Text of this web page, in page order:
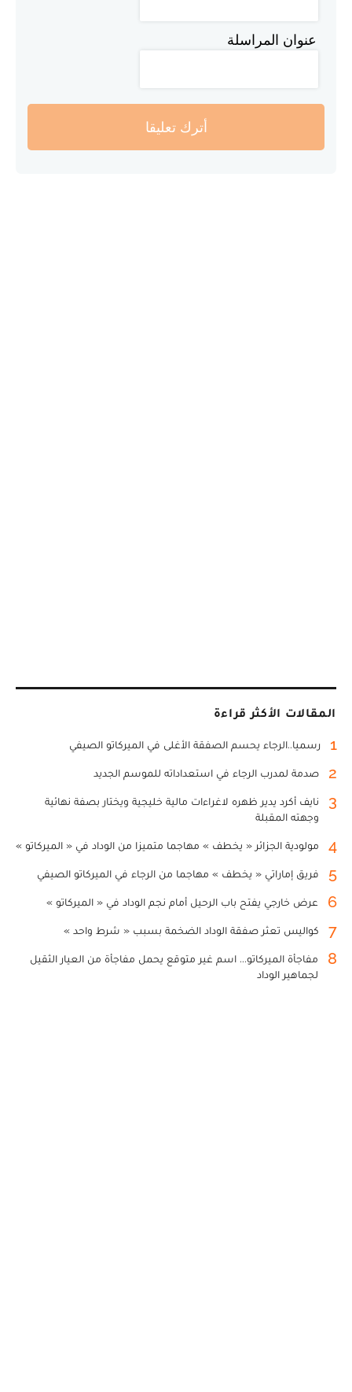
عنوان المراسلة
أترك تعليقا
المقالات الأكثر قراءة
1 رسميا..الرجاء يحسم الصفقة الأغلى في الميركاتو الصيفي
2 صدمة لمدرب الرجاء في استعداداته للموسم الجديد
3
نايف أكرد يدير ظهره لاغراءات مالية خليجية ويختار بصفة نهائية
وجهته المقبلة
4 مولودية الجزائر « يخطف » مهاجما متميزا من الوداد في « الميركاتو »
5 فريق إماراتي « يخطف » مهاجما من الرجاء في الميركاتو الصيفي
6 عرض خارجي يفتح باب الرحيل أمام نجم الوداد في « الميركاتو »
7 كواليس تعثر صفقة الوداد الضخمة بسبب « شرط واحد »
8
مفاجأة الميركاتو... اسم غير متوقع يحمل مفاجأة من العيار الثقيل
لجماهير الوداد